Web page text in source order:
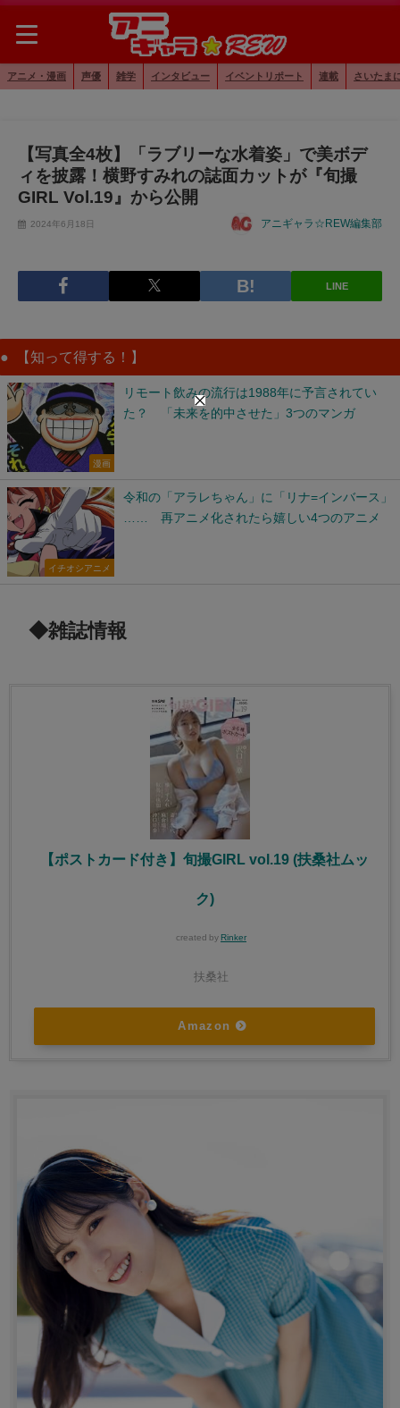
アニメ・漫画 声優 雑学 インタビュー イベントリポート 連載 さいたま
【写真全4枚】「ラブリーな水着姿」で美ボデ
ィを披露！横野すみれの誌面カットが『旬撮
GIRL Vol.19』から公開
2024年6月18日 アニギャラ☆REW編集部
LINE
【知って得する！】
漫画
リモート飲みの流行は1988年に予言されてい
た？ 「未来を的中させた」3つのマンガ
イチオシアニメ
令和の「アラレちゃん」に「リナ=インバース」
…… 再アニメ化されたら嬉しい4つのアニメ
◆雑誌情報
【ポストカード付き】旬撮GIRL vol.19 (扶桑社ムッ
ク)
created by Rinker
扶桑社
Amazon